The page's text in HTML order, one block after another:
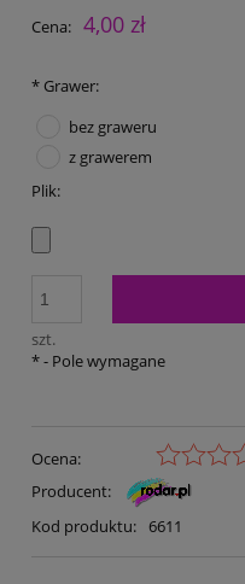
Cena: 4,00 zł
* Grawer:
bez graweru
z grawerem
Plik:
szt.
*- Pole wymagane
Ocena:
Producent:
Kod produktu: 6611